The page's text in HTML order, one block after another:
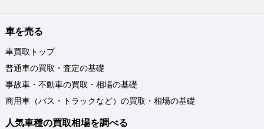
車を売る
車買取トップ
普通車の買取・査定の基礎
事故車・不動車の買取・相場の基礎
商用車（バス・トラックなど）の買取・相場の基礎
人気車種の買取相場を調べる